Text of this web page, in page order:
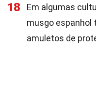
18
Em algumas
musgo espanhol
amuletos de